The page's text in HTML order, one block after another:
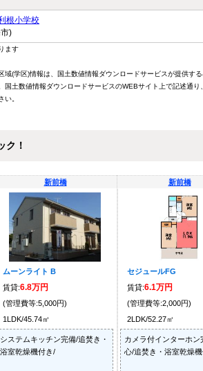
根小学校
)
ます
域(学区)情報は、国土数値情報ダウンロードサービスが提供
国土数値情報ダウンロードサービスのWEBサイト上で記述通
い。
ク！
新前橋
ムーンライト B
賃貸:6.8万円
(管理費等:5,000円)
1LDK/45.74㎡
システムキッチン完備/追焚き・
浴室乾燥機付き/
新前橋
セジュールFG
賃貸:6.1万円
(管理費等:2,000円)
2LDK/52.27㎡
カメラ付インターホン
心/追焚き・浴室乾燥